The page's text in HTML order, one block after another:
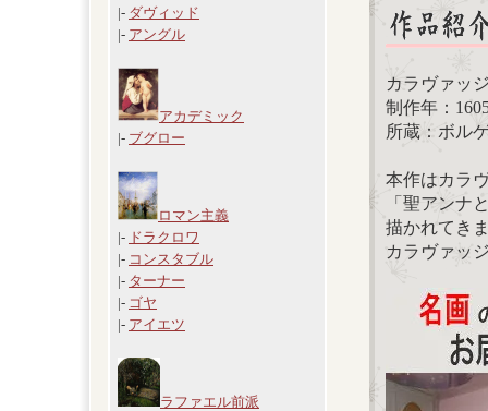
|- ダヴィッド
|- アングル
アカデミック
|- ブグロー
ロマン主義
|- ドラクロワ
|- コンスタブル
|- ターナー
|- ゴヤ
|- アイエツ
ラファエル前派
カラヴァッ
制作年：
所蔵：ボル
本作はカラ
「聖アンナ
描かれてき
カラヴァッ